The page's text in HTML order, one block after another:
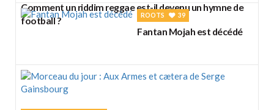
Comment un riddim reggae est-il devenu un hymne de
football ?
ROOTS 39
Fantan Mojah est décédé